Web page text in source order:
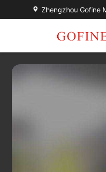
Zhengzhou Gofine